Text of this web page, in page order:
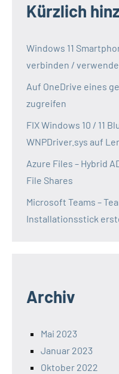
Kürzlich
Windows 11
verbinden /
Auf OneDrive eines
zugreifen
FIX Windows 10 / 11
WNPDriver.sys auf
Azure Files – Hybrid
File Shares
Microsoft Teams –
Installationsstick
Archiv
Mai 2023
Januar 2023
Oktober 2022